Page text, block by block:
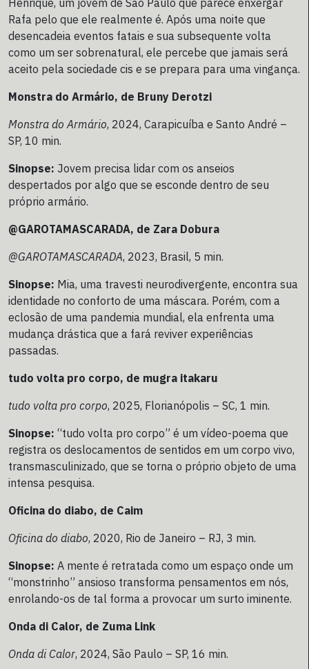
Henrique, um jovem de São Paulo que parece enxergar
Rafa pelo que ele realmente é. Após uma noite que
desencadeia eventos fatais e sua subsequente volta
como um ser sobrenatural, ele percebe que jamais será
aceito pela sociedade cis e se prepara para uma vingança.
Monstra do Armário, de Bruny Derotzi
Monstra do Armário, 2024, Carapicuíba e Santo André –
SP, 10 min.
Sinopse: Jovem precisa lidar com os anseios
despertados por algo que se esconde dentro de seu
próprio armário.
@GAROTAMASCARADA, de Zara Dobura
@GAROTAMASCARADA, 2023, Brasil, 5 min.
Sinopse: Mia, uma travesti neurodivergente, encontra sua
identidade no conforto de uma máscara. Porém, com a
eclosão de uma pandemia mundial, ela enfrenta uma
mudança drástica que a fará reviver experiências
passadas.
tudo volta pro corpo, de mugra itakaru
tudo volta pro corpo, 2025, Florianópolis – SC, 1 min.
Sinopse: “tudo volta pro corpo” é um vídeo-poema que
registra os deslocamentos de sentidos em um corpo vivo,
transmasculinizado, que se torna o próprio objeto de uma
intensa pesquisa.
Oficina do diabo, de Caim
Oficina do diabo, 2020, Rio de Janeiro – RJ, 3 min.
Sinopse: A mente é retratada como um espaço onde um
“monstrinho” ansioso transforma pensamentos em nós,
enrolando-os de tal forma a provocar um surto iminente.
Onda di Calor, de Zuma Link
Onda di Calor, 2024, São Paulo – SP, 16 min.